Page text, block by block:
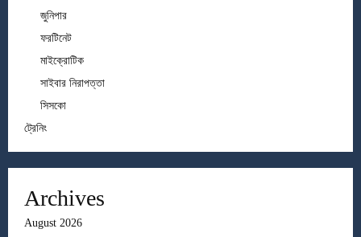
জুনিপার
ফরটিনেট
মাইক্রোটিক
সাইবার নিরাপত্তা
সিসকো
ট্রেনিং
Archives
August 2026